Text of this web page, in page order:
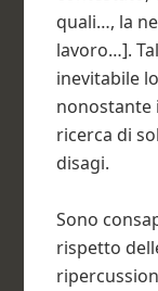
quali…, la
lavoro…].
inevitabile
nonostante
ricerca di
disagi.
Sono
rispetto